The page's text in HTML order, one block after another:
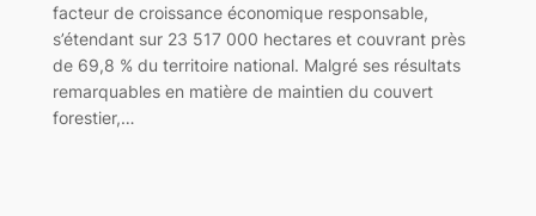
facteur de croissance économique responsable,
s’étendant sur 23 517 000 hectares et couvrant près
de 69,8 % du territoire national. Malgré ses résultats
remarquables en matière de maintien du couvert
forestier,…